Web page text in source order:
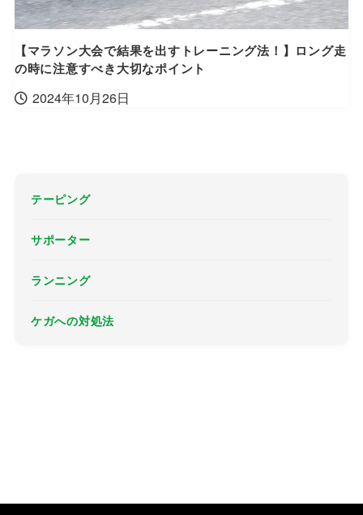
【マラソン大会で結果を出すトレーニング法！】ロング走
の時に注意すべき大切なポイント
2024年10月26日
テーピング
サポーター
ランニング
ケガへの対処法